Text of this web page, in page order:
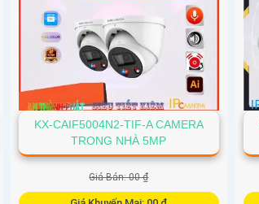
KX-CAIF5004N2-TIF-A CAMERA
TRONG NHÀ 5MP
Giá Bán: 00 ₫